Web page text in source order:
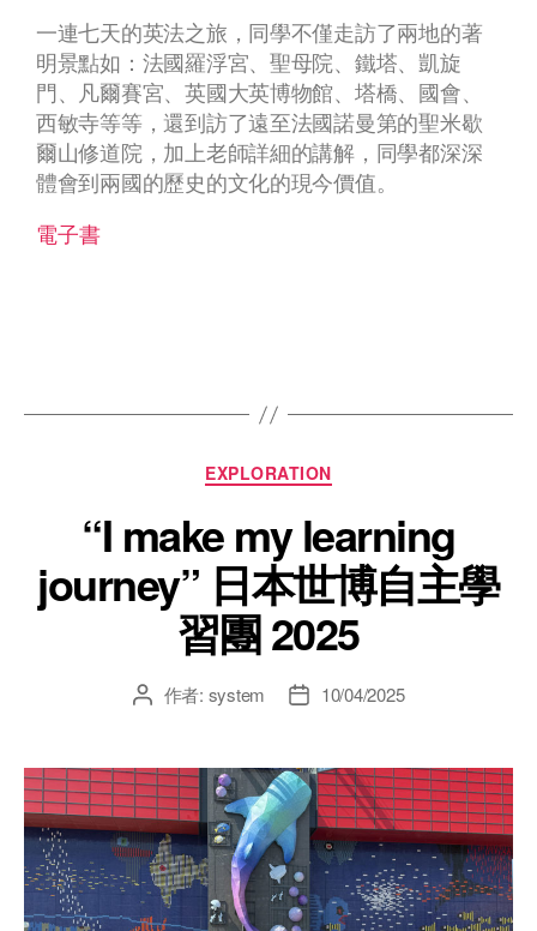
一連七天的英法之旅，同學不僅走訪了兩地的著
明景點如：法國羅浮宮、聖母院、鐵塔、凱旋
門、凡爾賽宮、英國大英博物館、塔橋、國會、
西敏寺等等，還到訪了遠至法國諾曼第的聖米歇
爾山修道院，加上老師詳細的講解，同學都深深
體會到兩國的歷史的文化的現今價值。
電子書
EXPLORATION
“I make my learning
journey” 日本世博自主學
習團 2025
作者: system 10/04/2025